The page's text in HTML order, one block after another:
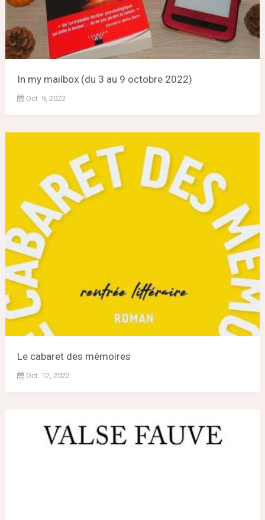
In my mailbox (du 3 au 9 octobre 2022)
Oct. 9, 2022
Le cabaret des mémoires
Oct. 12, 2022